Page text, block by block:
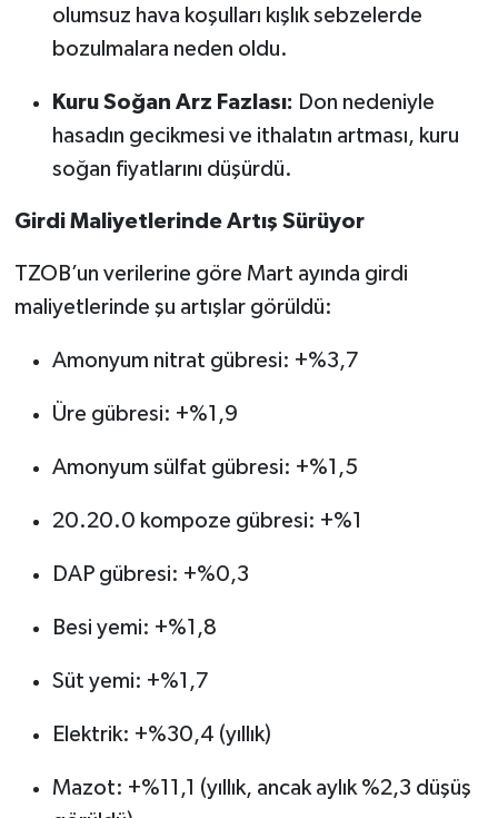
olumsuz hava koşulları kışlık sebzelerde
bozulmalara neden oldu.
Kuru Soğan Arz Fazlası: Don nedeniyle
hasadın gecikmesi ve ithalatın artması, kuru
soğan fiyatlarını düşürdü.
Girdi Maliyetlerinde Artış Sürüyor
TZOB’un verilerine göre Mart ayında girdi
maliyetlerinde şu artışlar görüldü:
Amonyum nitrat gübresi: +%3,7
Üre gübresi: +%1,9
Amonyum sülfat gübresi: +%1,5
20.20.0 kompoze gübresi: +%1
DAP gübresi: +%0,3
Besi yemi: +%1,8
Süt yemi: +%1,7
Elektrik: +%30,4 (yıllık)
Mazot: +%11,1 (yıllık, ancak aylık %2,3 düşüş